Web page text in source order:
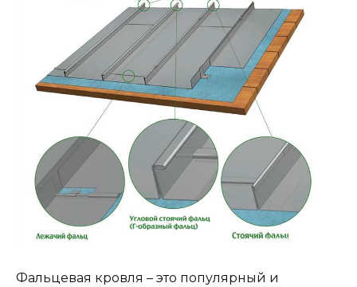
Фальцевая кровля – это популярный и